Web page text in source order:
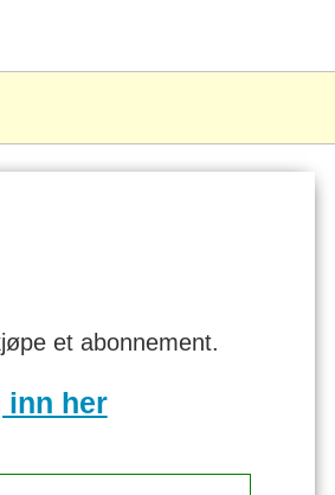
et abonnement.
inn her